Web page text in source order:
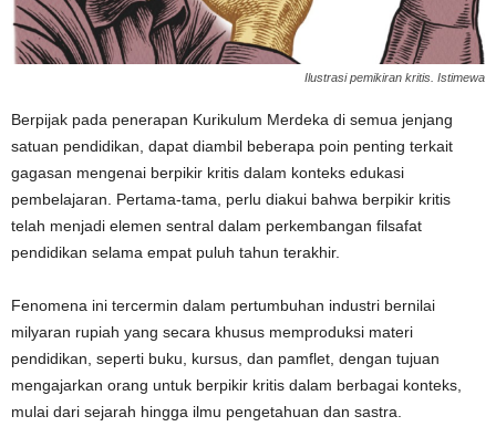
Ilustrasi pemikiran kritis. Istimewa
Berpijak pada penerapan Kurikulum Merdeka di semua jenjang
satuan pendidikan, dapat diambil beberapa poin penting terkait
gagasan mengenai berpikir kritis dalam konteks edukasi
pembelajaran. Pertama-tama, perlu diakui bahwa berpikir kritis
telah menjadi elemen sentral dalam perkembangan filsafat
pendidikan selama empat puluh tahun terakhir.
Fenomena ini tercermin dalam pertumbuhan industri bernilai
milyaran rupiah yang secara khusus memproduksi materi
pendidikan, seperti buku, kursus, dan pamflet, dengan tujuan
mengajarkan orang untuk berpikir kritis dalam berbagai konteks,
mulai dari sejarah hingga ilmu pengetahuan dan sastra.